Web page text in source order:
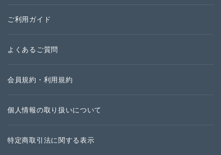
ご利用ガイド
よくあるご質問
会員規約・利用規約
個人情報の取り扱いについて
特定商取引法に関する表示